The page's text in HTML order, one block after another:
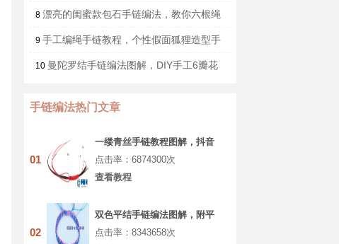
8 漂亮的闺蜜款包石手链编法，教你六根绳
子编手链图解
9 手工编绳手链教程，个性假面狐狸造型手
绳做法
10 曼陀罗结手链编法图解，DIY手工6瓣花
手链编法热门文章
01
一缕青丝手链教程图解，抖音
头发青丝手绳的编织教程
点击率：6874300次
查看教程
02
双色平结手链编法图解，附平
结手链收尾方法
点击率：8343658次